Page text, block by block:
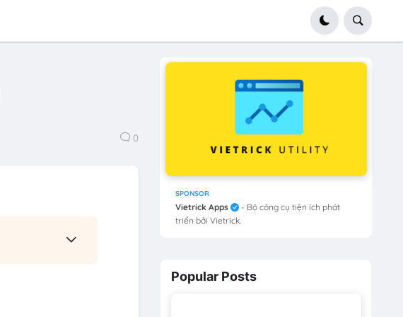
0
SPONSOR
Vietrick Apps
- Bộ công cụ tiện ích phát
triển bởi Vietrick.
Popular Posts